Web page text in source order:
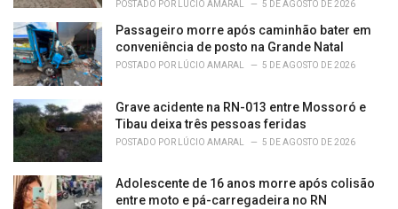
POSTADO POR LÚCIO AMARAL 5 DE AGOSTO DE 2026
Passageiro morre após caminhão bater em
conveniência de posto na Grande Natal
POSTADO POR LÚCIO AMARAL 5 DE AGOSTO DE 2026
Grave acidente na RN-013 entre Mossoró e
Tibau deixa três pessoas feridas
POSTADO POR LÚCIO AMARAL 5 DE AGOSTO DE 2026
Adolescente de 16 anos morre após colisão
entre moto e pá-carregadeira no RN